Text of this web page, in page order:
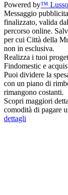
Powered by™
Messaggio
finalizzato, valida
percorso online.
per cui Città della
non in esclusiva.
Realizza i tuoi
Findomestic e
Puoi dividere la
con un piano di
rimangono costanti.
Scopri maggiori
comodità di pagare
dettagli